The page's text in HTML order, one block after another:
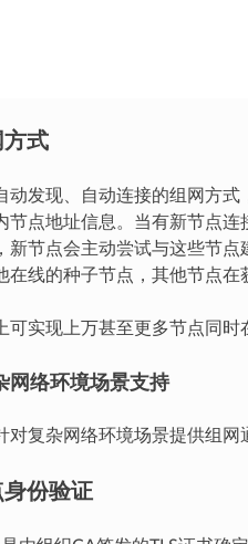
式
动发现、自动连接的组网方
节点地址信息。当有新节点
新节点会主动尝试与这些节
在线的种子节点，其他节点在
可实现上万甚至更多节点同时
网络环境场景支持
对复杂网络环境场景提供组网
份验证